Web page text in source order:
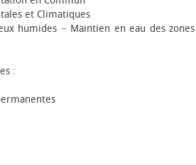
et Climatiques
humides − Maintien en eau des zones
: